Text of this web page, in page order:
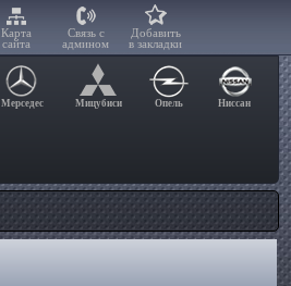
Карта
сайта
Связь с
админом
Добавить
в закладки
Мерседес Мицубиси Опель Ниссан